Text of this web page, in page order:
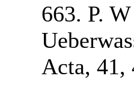
663. P.
Acta, 41,